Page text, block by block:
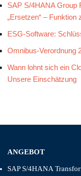
SAP S/4HANA Group
„Ersetzen“ –
ESG-Software:
Omnibus-Verordnung
Wann lohnt sich ein
Unsere Einschätzung
ANGEBOT
SAP S/4HANA